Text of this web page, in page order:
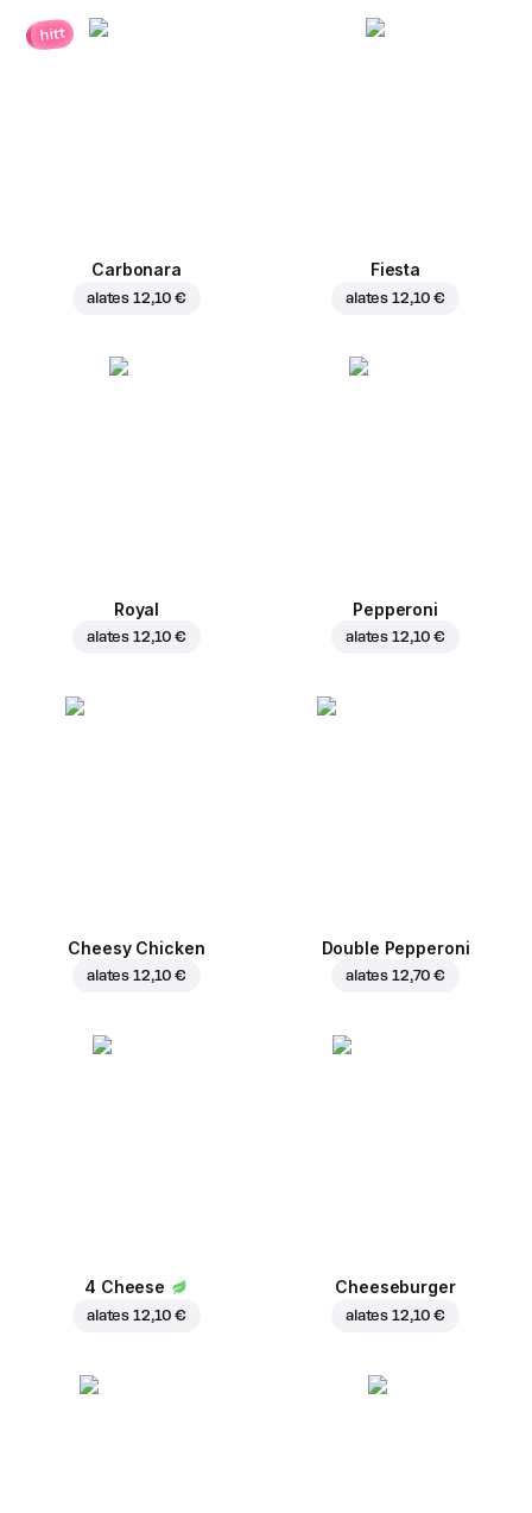
hitt
Carbonara
alates 12,10 €
Fiesta
alates 12,10 €
Royal
alates 12,10 €
Pepperoni
alates 12,10 €
Cheesy Chicken
alates 12,10 €
Double Pepperoni
alates 12,70 €
4 Cheese
alates 12,10 €
Cheeseburger
alates 12,10 €